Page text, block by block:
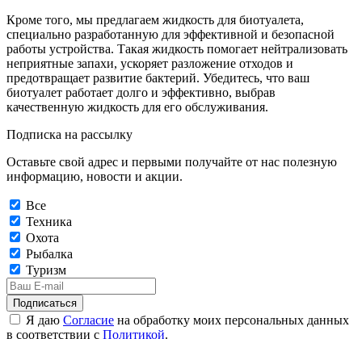
Кроме того, мы предлагаем жидкость для биотуалета,
специально разработанную для эффективной и безопасной
работы устройства. Такая жидкость помогает нейтрализовать
неприятные запахи, ускоряет разложение отходов и
предотвращает развитие бактерий. Убедитесь, что ваш
биотуалет работает долго и эффективно, выбрав
качественную жидкость для его обслуживания.
Подписка на рассылку
Оставьте свой адрес и первыми получайте от нас полезную
информацию, новости и акции.
Все
Техника
Охота
Рыбалка
Туризм
Подписаться
Я даю Согласие на обработку моих персональных данных
в соответствии с Политикой.